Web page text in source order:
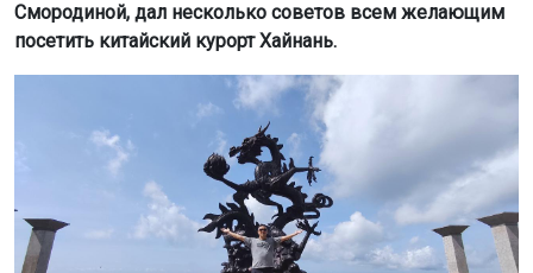
Смородиной, дал несколько советов всем желающим
посетить китайский курорт Хайнань.